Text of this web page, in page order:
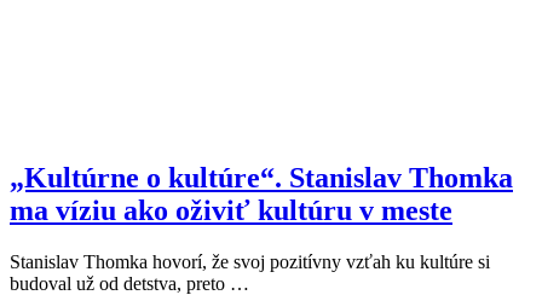
„Kultúrne o kultúre“. Stanislav Thomka
ma víziu ako oživiť kultúru v meste
Stanislav Thomka hovorí, že svoj pozitívny vzťah ku kultúre si
budoval už od detstva, preto …